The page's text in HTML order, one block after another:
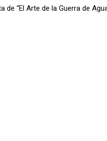
“El Arte de la Guerra de